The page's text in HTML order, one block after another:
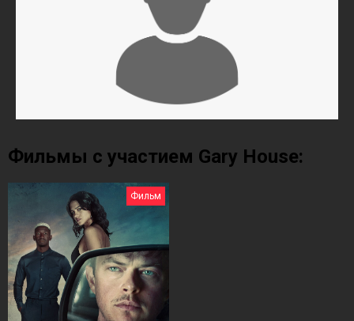
Фильмы с участием Gary House:
Фильм